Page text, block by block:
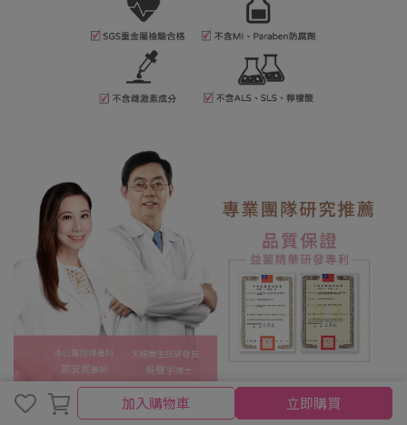
加入購物車 立即購買